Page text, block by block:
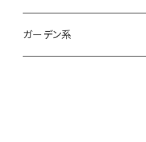
アメリカン雑貨
ファッション小物
ブランケット
マスク
エプロン
食器
ガーデン系